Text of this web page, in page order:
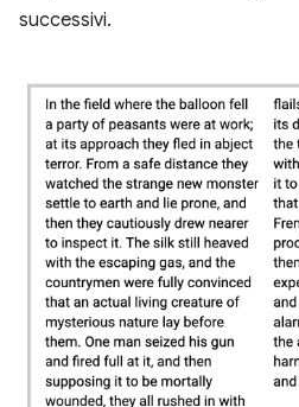
successivi.